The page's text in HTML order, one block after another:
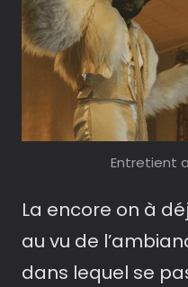
Entretient
La encore on à
au vu de
dans lequel se